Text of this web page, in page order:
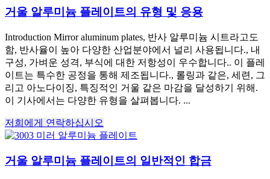
거울 알루미늄 플레이트의 유형 및 응용
Introduction Mirror aluminum plates, 반사 알루미늄 시트라고도
함, 반사율이 높아 다양한 산업분야에서 널리 사용됩니다., 내
구성, 가벼운 성격, 부식에 대한 저항성이 우수합니다.. 이 플레
이트는 특수한 공정을 통해 제조됩니다., 롤링과 같은, 세련, 그
리고 아노다이징, 특징적인 거울 같은 마감을 달성하기 위해.
이 기사에서는 다양한 유형을 살펴봅니다. ...
저희에게 연락하십시오
거울 알루미늄 플레이트의 일반적인 합금